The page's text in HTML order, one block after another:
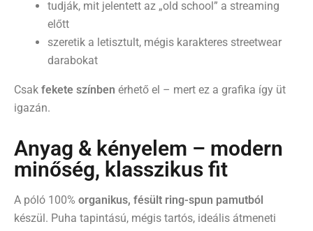
tudják, mit jelentett az „old school” a streaming
előtt
szeretik a letisztult, mégis karakteres streetwear
darabokat
Csak fekete színben érhető el – mert ez a grafika így üt
igazán.
Anyag & kényelem – modern
minőség, klasszikus fit
A póló 100% organikus, fésült ring-spun pamutból
készül. Puha tapintású, mégis tartós, ideális átmeneti